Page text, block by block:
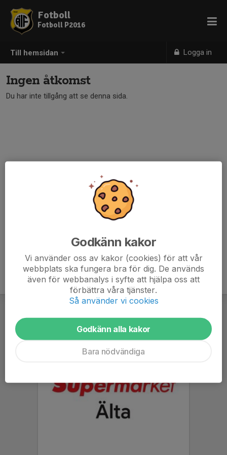
Till hemsidan Logga in
Fotboll
Fotboll P2016
Ingen åtkomst
Du har inte tillgång att se denna sida.
Godkänn kakor
Vi använder oss av kakor (cookies) för att vår
webbplats ska fungera bra för dig. De används
även för webbanalys i syfte att hjälpa oss att
förbättra våra tjänster.
Så använder vi cookies
Godkänn alla kakor
Bara nödvändiga